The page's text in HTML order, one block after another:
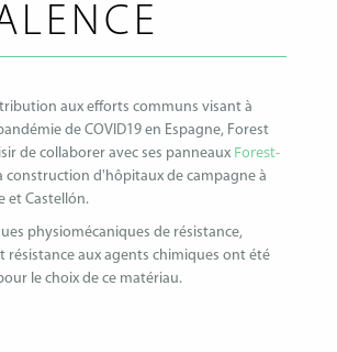
aux efforts communs visant à
de COVID19 en Espagne, Forest
de collaborer avec ses panneaux Forest-
construction d'hôpitaux de campagne à
et Castellón.
physiomécaniques de résistance,
résistance aux agents chimiques ont été
le choix de ce matériau.